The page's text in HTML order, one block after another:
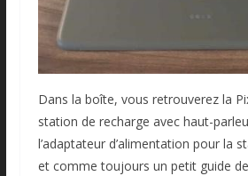
Dans la boîte, vous retrouverez la
station de recharge avec haut-
l’adaptateur d’alimentation pour la
et comme toujours un petit guide